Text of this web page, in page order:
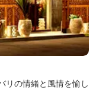
リの情緒と風情を愉し